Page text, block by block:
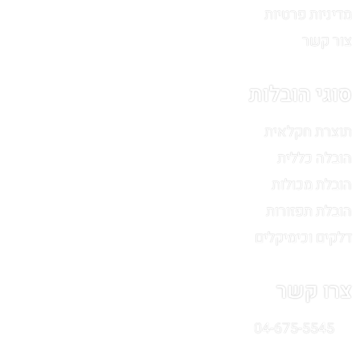
סוגי הובלות
תוצרת חקלאית
צרו קשר